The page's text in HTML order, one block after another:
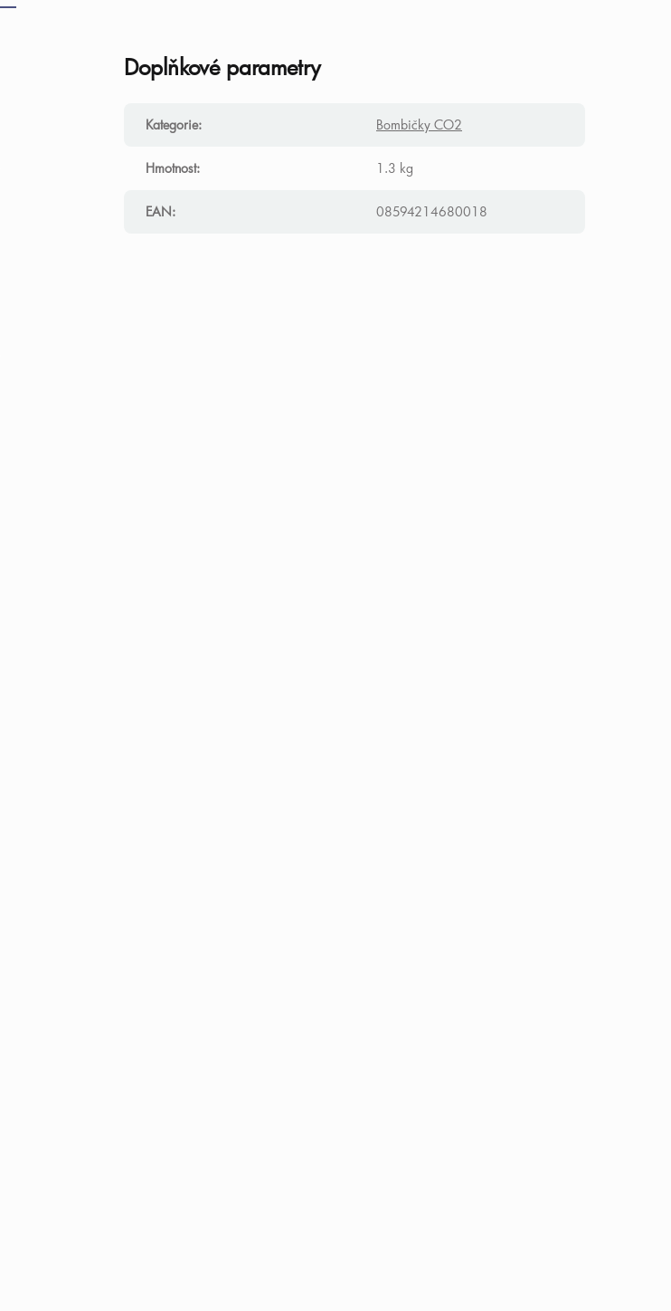
Doplňkové parametry
Kategorie: Bombičky CO2
Hmotnost: 1.3 kg
EAN: 08594214680018